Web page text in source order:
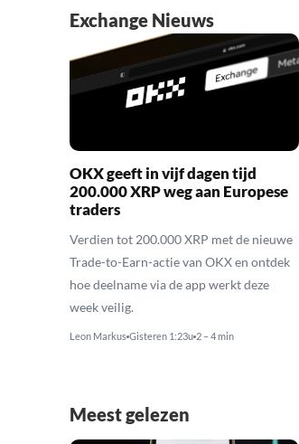
Exchange Nieuws
OKX geeft in vijf dagen tijd
200.000 XRP weg aan Europese
traders
Verdien tot 200.000 XRP met de nieuwe
Trade-to-Earn-actie van OKX en ontdek
hoe deelname via de app werkt deze
week veilig.
Leon Markus Gisteren 1:23u 2 – 4 min
Meest gelezen